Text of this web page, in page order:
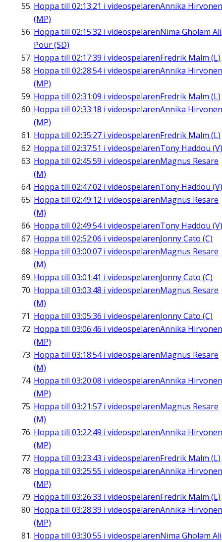
Hoppa till 02:13:21 i videospelarenAnnika Hirvonen
(MP)
Hoppa till 02:15:32 i videospelarenNima Gholam Ali
Pour (SD)
Hoppa till 02:17:39 i videospelarenFredrik Malm (L)
Hoppa till 02:28:54i videospelarenAnnika Hirvonen
(MP)
Hoppa till 02:31:09 i videospelarenFredrik Malm (L)
Hoppa till 02:33:18 i videospelarenAnnika Hirvonen
(MP)
Hoppa till 02:35:27 i videospelarenFredrik Malm (L)
Hoppa till 02:37:51 i videospelarenTony Haddou (V)
Hoppa till 02:45:59 i videospelarenMagnus Resare
(M)
Hoppa till 02:47:02 i videospelarenTony Haddou (V)
Hoppa till 02:49:12 i videospelarenMagnus Resare
(M)
Hoppa till 02:49:54i videospelarenTony Haddou (V)
Hoppa till 02:52:06 i videospelarenJonny Cato (C)
Hoppa till 03:00:07 i videospelarenMagnus Resare
(M)
Hoppa till 03:01:41 i videospelarenJonny Cato (C)
Hoppa till 03:03:48 i videospelarenMagnus Resare
(M)
Hoppa till 03:05:36 i videospelarenJonny Cato (C)
Hoppa till 03:06:46 i videospelarenAnnika Hirvonen
(MP)
Hoppa till 03:18:54i videospelarenMagnus Resare
(M)
Hoppa till 03:20:08 i videospelarenAnnika Hirvonen
(MP)
Hoppa till 03:21:57 i videospelarenMagnus Resare
(M)
Hoppa till 03:22:49 i videospelarenAnnika Hirvonen
(MP)
Hoppa till 03:23:43 i videospelarenFredrik Malm (L)
Hoppa till 03:25:55 i videospelarenAnnika Hirvonen
(MP)
Hoppa till 03:26:33 i videospelarenFredrik Malm (L)
Hoppa till 03:28:39 i videospelarenAnnika Hirvonen
(MP)
Hoppa till 03:30:55 i videospelarenNima Gholam Ali